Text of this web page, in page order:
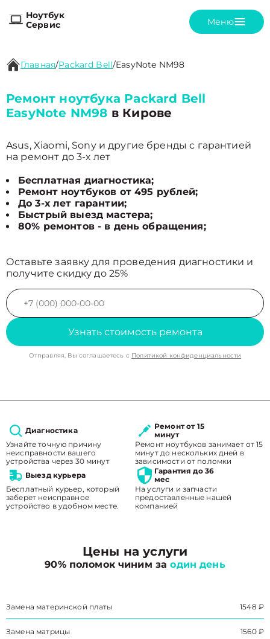
Ноутбук
Сервис
Меню
Главная/Packard Bell/EasyNote NM98
Ремонт ноутбука Packard Bell
EasyNote NM98 в Кирове
Asus, Xiaomi, Sony и другие бренды с гарантией
на ремонт до 3-х лет
Бесплатная диагностика;
Ремонт ноутбуков от 495 рублей;
До 3-х лет гарантии;
Быстрый выезд мастера;
80% ремонтов - в день обращения;
Оставьте заявку для проведения диагностики и
получите скидку до 25%
Узнать стоимость ремонта
Отправляя, Вы соглашаетесь с Политикой конфиденциальности
Диагностика
Узнайте точную причину
неисправности вашего
устройства через 30 минут
Ремонт от 15
минут
Ремонт ноутбуков занимает от 15
минут до нескольких дней в
зависимости от поломки
Выезд курьера
Бесплатный курьер, который
заберет неисправное
устройство в удобном месте.
Гарантия до 36
мес
На услуги и запчасти
предоставленные нашей
компанией
Цены на услуги
90% поломок чиним заодин день
Замена материнской платы 1548 ₽
Замена матрицы 1560 ₽